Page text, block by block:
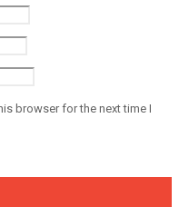
browser for the next time I